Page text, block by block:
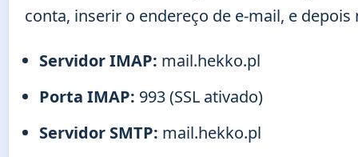
conta, inserir o endereço de e-mail, e
Servidor IMAP: mail.hekko.pl
Porta IMAP: 993 (SSL ativado)
Servidor SMTP: mail.hekko.pl